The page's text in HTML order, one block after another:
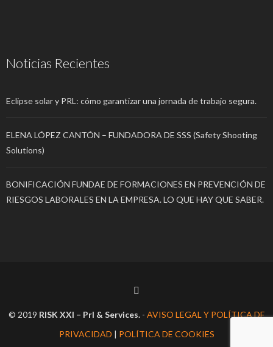
Noticias Recientes
Eclipse solar y PRL: cómo garantizar una jornada de trabajo segura.
ELENA LÓPEZ CANTÓN – FUNDADORA DE SSS (Safety Shooting
Solutions)
BONIFICACIÓN FUNDAE DE FORMACIONES EN PREVENCIÓN DE
RIESGOS LABORALES EN LA EMPRESA. LO QUE HAY QUE SABER.
© 2019 RISK XXI – Prl & Services. - AVISO LEGAL Y POLÍTICA DE
PRIVACIDAD | POLÍTICA DE COOKIES